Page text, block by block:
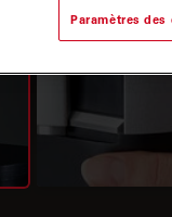
analyse
Paramètres des